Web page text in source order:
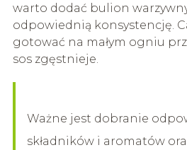
warto dodać bulion
odpowiednią konsystencję.
gotować na małym ogniu
sos zgęstnieje.
Ważne jest dobranie
składników i aromatów